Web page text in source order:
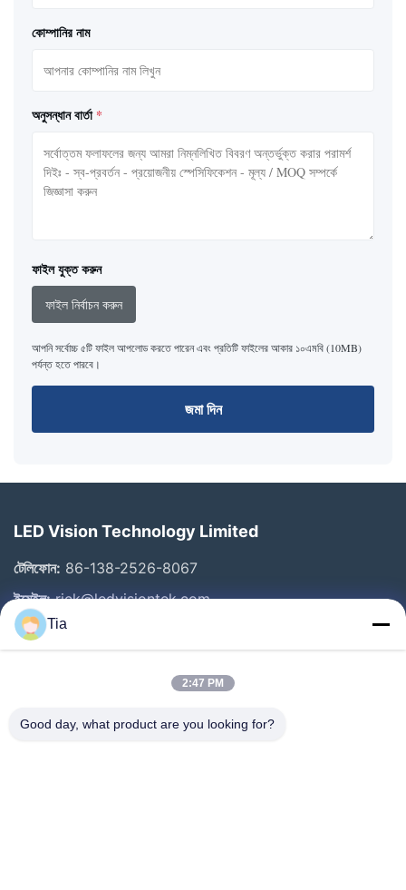
কোম্পানির নাম
অনুসন্ধান বার্তা *
ফাইল যুক্ত করুন
ফাইল নির্বাচন করুন
আপনি সর্বোচ্চ ৫টি ফাইল আপলোড করতে পারেন এবং প্রতিটি ফাইলের আকার ১০এমবি (10MB)
পর্যন্ত হতে পারবে।
জমা দিন
LED Vision Technology Limited
টেলিফোন: 86-138-2526-8067
ইমেইল:rick@ledvisiontek.com
পণ্য
Tia
2:47 PM
Good day, what product are you looking for?